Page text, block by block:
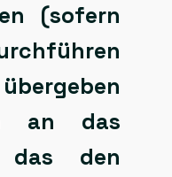
(sofern
an das
das den